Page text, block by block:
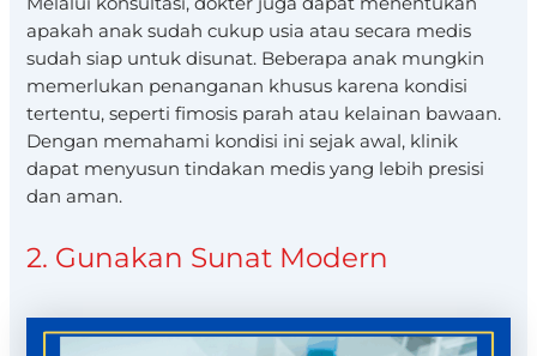
apakah anak sudah cukup usia atau secara medis
sudah siap untuk disunat. Beberapa anak mungkin
memerlukan penanganan khusus karena kondisi
tertentu, seperti fimosis parah atau kelainan bawaan.
Dengan memahami kondisi ini sejak awal, klinik
dapat menyusun tindakan medis yang lebih presisi
dan aman.
2. Gunakan Sunat Modern